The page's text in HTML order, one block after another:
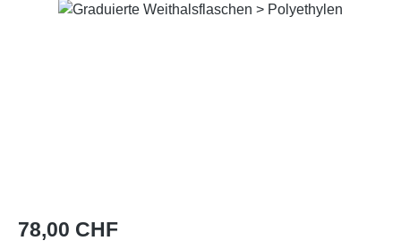
Bildergalerie überspringen
Regulärer Preis:
78,00 CHF